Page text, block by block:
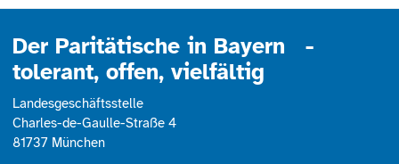
Management Platform
Der Paritätische in Bayern -
tolerant, offen, vielfältig
Landesgeschäftsstelle
Charles-de-Gaulle-Straße 4
81737 München